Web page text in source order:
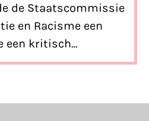
de Staatscommissie
en Racisme een
een kritisch
op het gebruik van